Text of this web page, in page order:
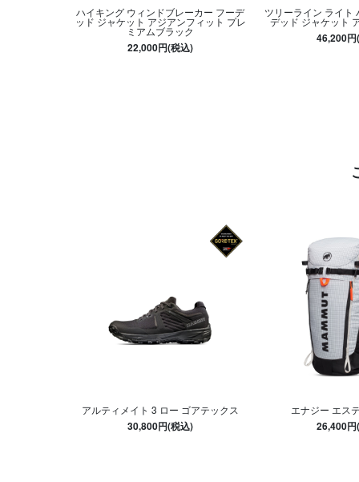
ハイキング ウィンドブレーカー フーデ
ッド ジャケット アジアンフィット プレ
ミアムブラック
22,000円(税込)
ツリーライン ライト
デッド ジャケット
46,200円
アルティメイト 3 ロー ゴアテックス
30,800円(税込)
エナジー エス
26,400円